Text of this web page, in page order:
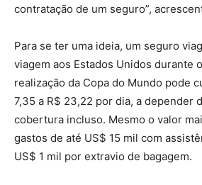
contratação de um seguro”,
Para se ter uma ideia, um seguro
viagem aos Estados Unidos durante
realização da Copa do Mundo pode
7,35 a R$ 23,22 por dia, a depender
cobertura incluso. Mesmo o valor
gastos de até US$ 15 mil com
US$ 1 mil por extravio de bagagem.